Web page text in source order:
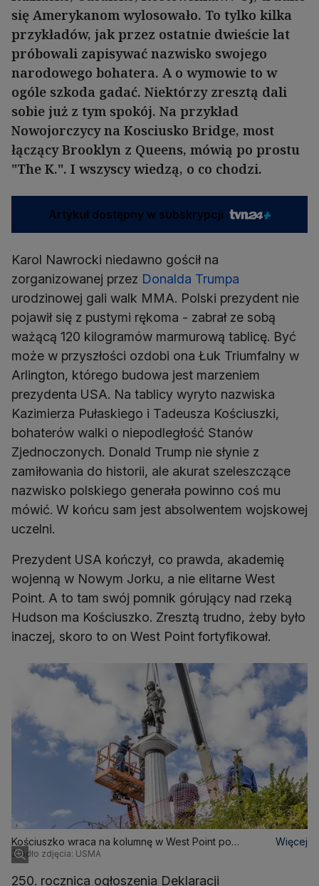
się Amerykanom wylosowało. To tylko kilka
przykładów, jak przez ostatnie dwieście lat
próbowali zapisywać nazwisko swojego
narodowego bohatera. A o wymowie to w
ogóle szkoda gadać. Niektórzy zresztą dali
sobie już z tym spokój. Na przykład
Nowojorczycy na Kosciusko Bridge, most
łączący Brooklyn z Queens, mówią po prostu
"The K.". I wszyscy wiedzą, o co chodzi.
Artykuł dostępny w subskrypcji
Karol Nawrocki niedawno gościł na
zorganizowanej przez Donalda Trumpa
urodzinowej gali walk MMA. Polski prezydent nie
pojawił się z pustymi rękoma - zabrał ze sobą
ważącą 120 kilogramów marmurową tablicę. Być
może w przyszłości ozdobi ona Łuk Triumfalny w
Arlington, którego budowa jest marzeniem
prezydenta USA. Na tablicy wyryto nazwiska
Kazimierza Pułaskiego i Tadeusza Kościuszki,
bohaterów walki o niepodległość Stanów
Zjednoczonych. Donald Trump nie słynie z
zamiłowania do historii, ale akurat szeleszczące
nazwisko polskiego generała powinno coś mu
mówić. W końcu sam jest absolwentem wojskowej
uczelni.
Prezydent USA kończył, co prawda, akademię
wojenną w Nowym Jorku, a nie elitarne West
Point. A to tam swój pomnik górujący nad rzeką
Hudson ma Kościuszko. Zresztą trudno, żeby było
inaczej, skoro to on West Point fortyfikował.
Kościuszko wraca na kolumnę w West Point po
renowacji w 2024 roku
Więcej
Źródło zdjęcia: USMA
250. rocznica ogłoszenia Deklaracji